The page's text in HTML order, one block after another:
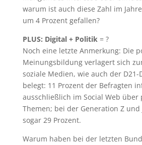
warum ist auch diese Zahl im
um 4 Prozent gefallen?
PLUS: Digital + Politik= ?
Noch eine letzte Anmerkung: Die
Meinungsbildung verlagert sich
soziale Medien, wie auch der D21-
belegt: 11 Prozent der Befragten
ausschließlich im Social Web über
Themen; bei der Generation Z
sogar 29 Prozent.
Warum haben bei der letzten